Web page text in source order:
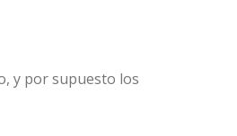
y por supuesto los